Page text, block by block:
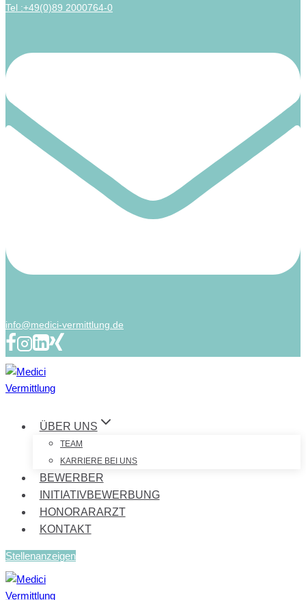
Tel :+49(0)89 2000764-0
info@medici-vermittlung.de
ÜBER UNS
TEAM
KARRIERE BEI UNS
BEWERBER
INITIATIVBEWERBUNG
HONORARARZT
KONTAKT
Stellenanzeigen